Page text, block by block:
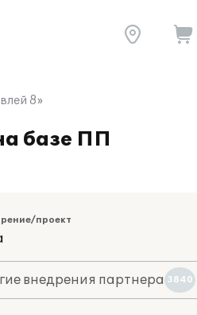
8»
базе ПП
проект
внедрения партнера 3840